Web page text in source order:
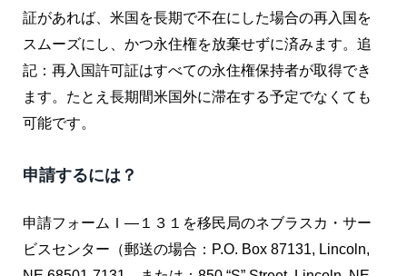
証があれば、米国を長期で不在にした場合の再入国を
スムーズにし、かつ永住権を放棄せずに済みます。追
記：再入国許可証はすべての永住権保持者が取得でき
ます。たとえ長期間米国外に滞在する予定でなくても
可能です。
申請するには？
申請フォームＩ―１３１を移民局のネブラスカ・サー
ビスセンター（郵送の場合：P.O. Box 87131, Lincoln,